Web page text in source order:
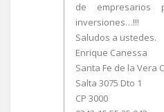
de
inversiones…!!!
Saludos a ustedes.
Enrique Canessa
Santa Fe de la Vera
Salta 3075 Dto 1
CP 3000